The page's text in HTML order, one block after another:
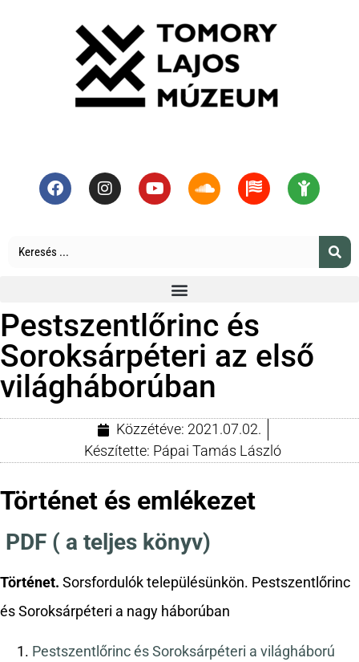
Pestszentlőrinc és
Soroksárpéteri az első
világháborúban
Közzétéve: 2021.07.02.
Készítette: Pápai Tamás László
Történet és emlékezet
PDF ( a teljes könyv)
Történet. Sorsfordulók településünkön. Pestszentlőrinc
és Soroksárpéteri a nagy háborúban
Pestszentlőrinc és Soroksárpéteri a világháború